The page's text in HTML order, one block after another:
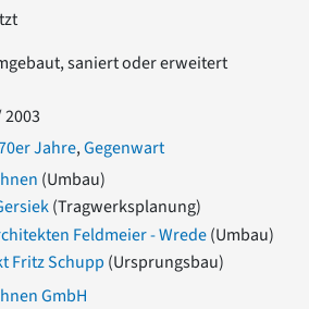
saniert oder erweitert
2003
Jahre,Gegenwart
(Umbau)
(Tragwerksplanung)
Feldmeier - Wrede(Umbau)
Fritz Schupp (Ursprungsbau)
GmbH